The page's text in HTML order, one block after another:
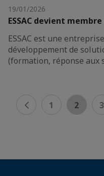
19/01/2026
ESSAC devient membre
ESSAC est une
développement de
(formation, réponse aux
1 2 3